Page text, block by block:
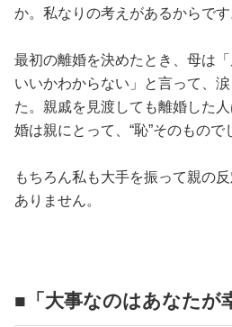
か。私なりの考えがあるからです
最初の離婚を決めたとき、母は
いいかわからない」と言って、
た。親戚を見渡しても離婚した
婚は親にとって、“恥”そのもので
もちろん私も大手を振って親の
ありません。
■「大事なのはあなたが